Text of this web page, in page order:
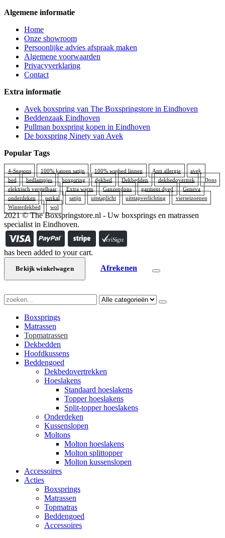
Algemene informatie
Home
Onze showroom
Persoonlijke advies afspraak maken
Algemene voorwaarden
Privacyverklaring
Contact
Extra informatie
Avek boxspring van The Boxspringstore in Eindhoven
Beddenzaak Eindhoven
Pullman boxspring kopen in Eindhoven
De boxspring Ninety van Avek
Popular Tags
4-Seasons 100% katoen satijn 100% washed linnen Anti allergie
avek
bed
bedlampjes boxpsring dekbed Dekbedden dekbedovertrek
Dons
elektrisch verstelbaar
Extra warm Ganzendons garment dyed
Geneva
onderdeken
perkal satijn uitstaplicht uitstapverlichting
vierseizoenen
Winterdekbed
wol
2021 © The Boxspringstore.nl - Uw boxsprings en matrassen
specialist in Eindhoven.
has been added to your cart.
Bekijk winkelwagen Afrekenen
Boxsprings
Matrassen
Topmatrassen
Dekbedden
Hoofdkussens
Beddengoed
Dekbedovertrekken
Hoeslakens
Standaard hoeslakens
Topper hoeslakens
Split-topper hoeslakens
Onderdeken
Kussenslopen
Moltons
Molton hoeslakens
Molton splittopper
Molton kussenslopen
Accessoires
Acties
Boxsprings
Matrassen
Topmatras
Beddengoed
Accessoires